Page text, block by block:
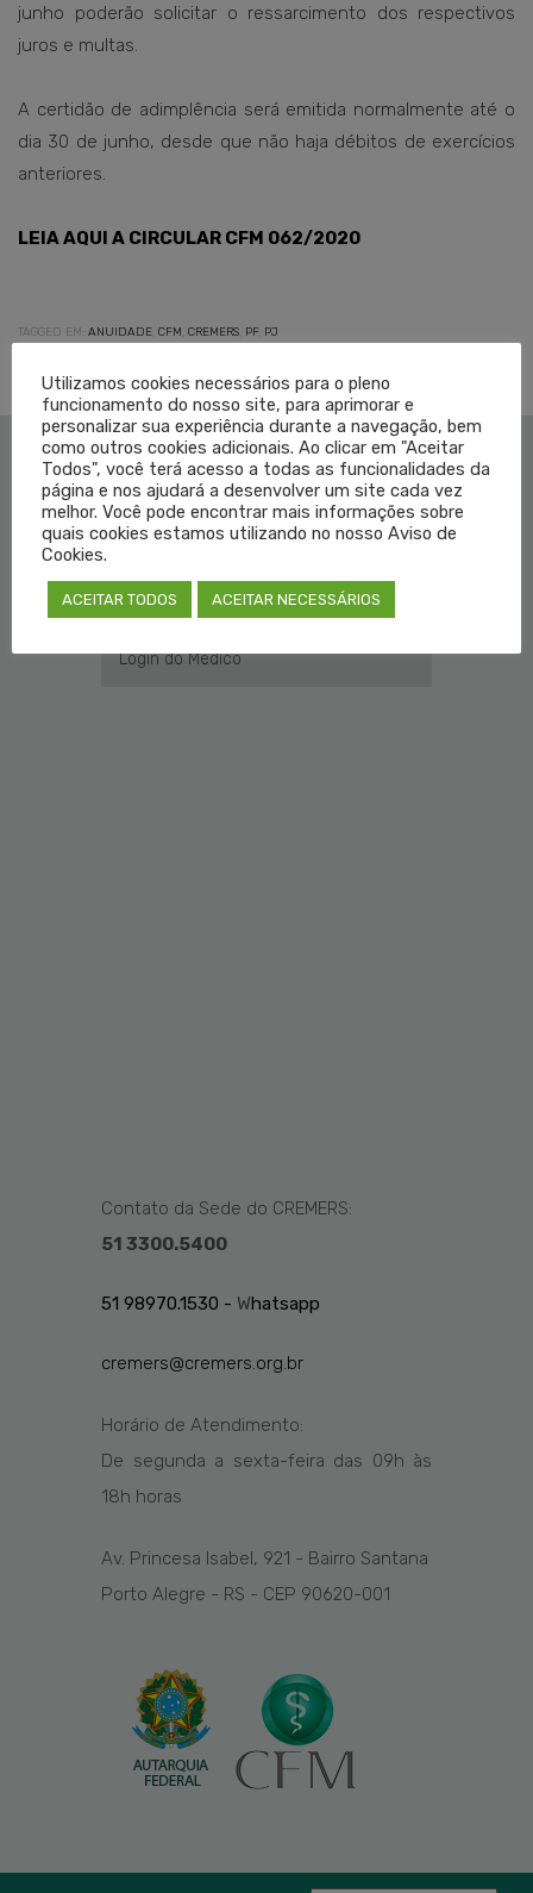
junho poderão solicitar o ressarcimento dos respectivos
juros e multas.
A certidão de adimplência será emitida normalmente até o
dia 30 de junho, desde que não haja débitos de exercícios
anteriores.
LEIA AQUI A CIRCULAR CFM 062/2020
TAGGED EM: ANUIDADE CFM CREMERS PF, PJ
Institucional
Educação Médica
Fale Conosco
Login do Médico
Contato da Sede do CREMERS:
51 3300.5400
51 98970.1530 - Whatsapp
cremers@cremers.org.br
Horário de Atendimento:
De segunda a sexta-feira das 09h às
18h horas
Av. Princesa Isabel, 921 - Bairro Santana
Porto Alegre - RS - CEP 90620-001
Utilizamos cookies necessários para o pleno
funcionamento do nosso site, para aprimorar e
personalizar sua experiência durante a navegação, bem
como outros cookies adicionais. Ao clicar em "Aceitar
Todos", você terá acesso a todas as funcionalidades da
página e nos ajudará a desenvolver um site cada vez
melhor. Você pode encontrar mais informações sobre
quais cookies estamos utilizando no nosso Aviso de
Cookies.
ACEITAR TODOS ACEITAR NECESSÁRIOS